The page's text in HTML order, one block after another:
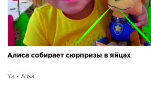
Алиса собирает сюрпризы в яйцах
Ya - Alisa